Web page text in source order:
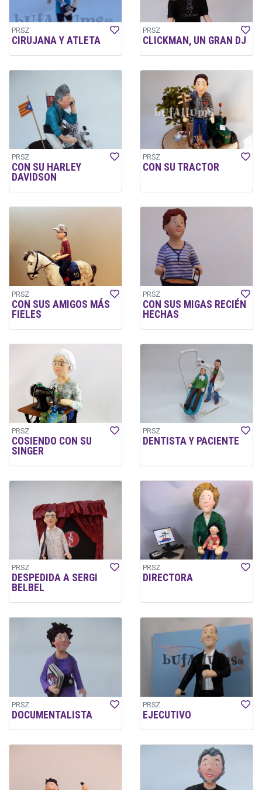
PRSZ
CIRUJANA Y ATLETA
PRSZ
CLICKMAN, UN GRAN DJ
PRSZ
CON SU HARLEY
DAVIDSON
PRSZ
CON SU TRACTOR
PRSZ
CON SUS AMIGOS MÁS
FIELES
PRSZ
CON SUS MIGAS RECIÉN
HECHAS
PRSZ
COSIENDO CON SU
SINGER
PRSZ
DENTISTA Y PACIENTE
PRSZ
DESPEDIDA A SERGI
BELBEL
PRSZ
DIRECTORA
PRSZ
DOCUMENTALISTA
PRSZ
EJECUTIVO